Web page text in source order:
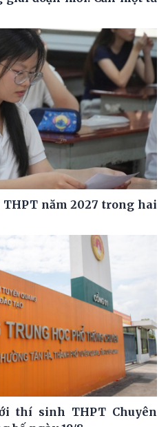
năm 2027 trong hai
thí sinh THPT Chuyên